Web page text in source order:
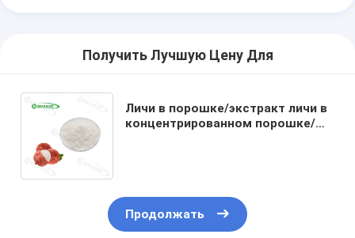
Получить Лучшую Цену Для
Личи в порошке/экстракт личи в
концентрированном порошке/
Продолжать